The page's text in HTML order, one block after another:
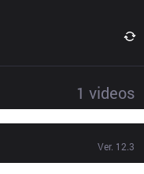
1 videos
Ver. 12.3